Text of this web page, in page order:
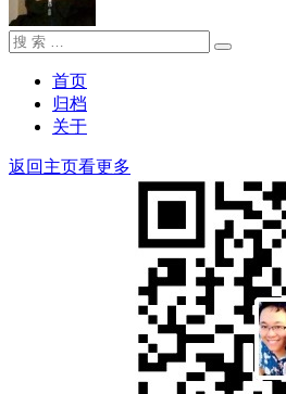
搜
搜
首页
归档
关于
返回主页看更多